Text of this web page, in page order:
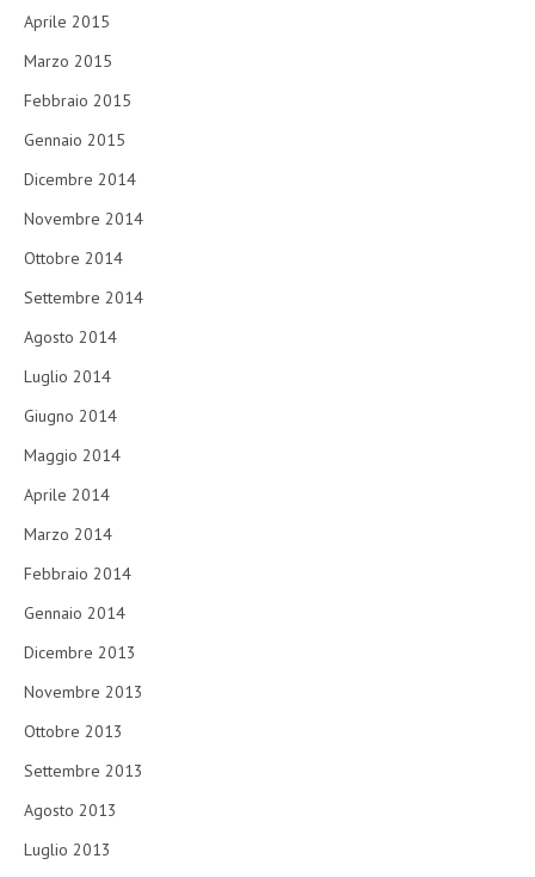
Aprile 2015
Marzo 2015
Febbraio 2015
Gennaio 2015
Dicembre 2014
Novembre 2014
Ottobre 2014
Settembre 2014
Agosto 2014
Luglio 2014
Giugno 2014
Maggio 2014
Aprile 2014
Marzo 2014
Febbraio 2014
Gennaio 2014
Dicembre 2013
Novembre 2013
Ottobre 2013
Settembre 2013
Agosto 2013
Luglio 2013